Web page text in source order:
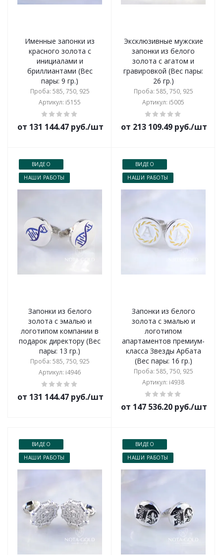
Именные запонки из
красного золота с
инициалами и
бриллиантами (Вес
пары: 9 гр.)
Проба: 585, 750, 925
Артикул: i5155
от 131 144.47 руб./шт
Эксклюзивные мужские
запонки из белого
золота с агатом и
гравировкой (Вес пары:
26 гр.)
Проба: 585, 750, 925
Артикул: i5005
от 213 109.49 руб./шт
ВИДЕО
НАШИ РАБОТЫ
Запонки из белого
золота с эмалью и
логотипом компании в
подарок директору (Вес
пары: 13 гр.)
Проба: 585, 750, 925
Артикул: i4946
от 131 144.47 руб./шт
ВИДЕО
НАШИ РАБОТЫ
Запонки из белого
золота с эмалью и
логотипом
апартаментов премиум-
класса Звезды Арбата
(Вес пары: 16 гр.)
Проба: 585, 750, 925
Артикул: i4938
от 147 536.20 руб./шт
ВИДЕО
НАШИ РАБОТЫ
ВИДЕО
НАШИ РАБОТЫ